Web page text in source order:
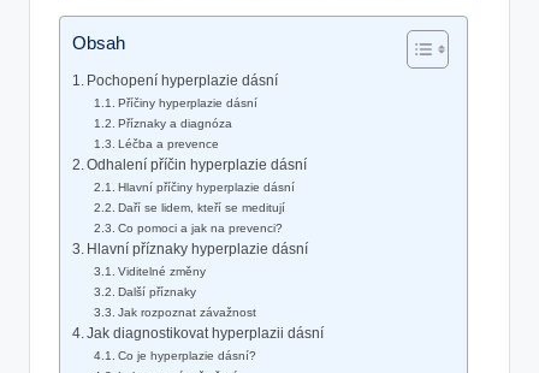
Obsah
Pochopení hyperplazie dásní
Příčiny hyperplazie dásní
Příznaky a diagnóza
Léčba a prevence
Odhalení příčin hyperplazie dásní
Hlavní příčiny hyperplazie dásní
Daří se lidem, kteří se meditují
Co pomoci a jak na prevenci?
Hlavní příznaky hyperplazie dásní
Viditelné změny
Další příznaky
Jak rozpoznat závažnost
Jak diagnostikovat hyperplazii dásní
Co je hyperplazie dásní?